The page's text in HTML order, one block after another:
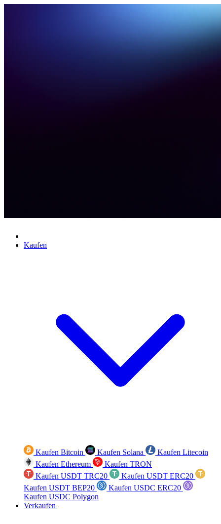
Kaufen
Kaufen Bitcoin Kaufen Solana
Kaufen Litecoin
Kaufen Ethereum
Kaufen TRON
Kaufen USDT TRC20
Kaufen USDT ERC20
Kaufen USDT BEP20
Kaufen USDC ERC20
Kaufen USDC Polygon
Verkaufen